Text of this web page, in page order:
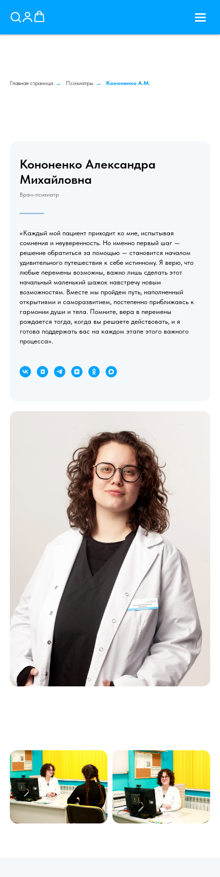
Главная страница → Психиатры → Кононенко А.М.
Кононенко Александра
Михайловна
Врач-психиатр
«Каждый мой пациент приходит ко мне, испытывая
сомнения и неуверенность. Но именно первый шаг —
решение обратиться за помощью — становится началом
удивительного путешествия к себе истинному. Я верю, что
любые перемены возможны, важно лишь сделать этот
начальный маленький шажок навстречу новым
возможностям. Вместе мы пройдем путь, наполненный
открытиями и саморазвитием, постепенно приближаясь к
гармонии души и тела. Помните, вера в перемены
рождается тогда, когда вы решаете действовать, и я
готова поддержать вас на каждом этапе этого важного
процесса».